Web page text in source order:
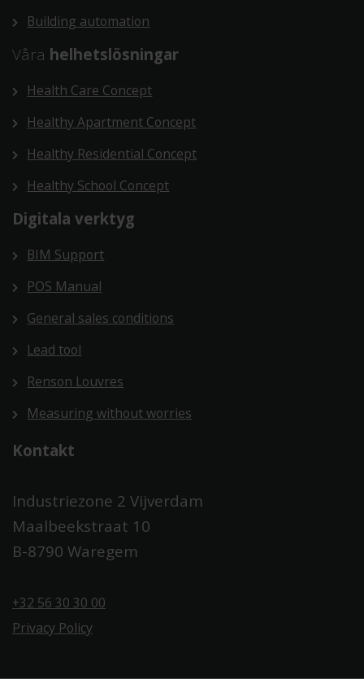
Building automation
Våra helhetslösningar
Health Care Concept
Healthy Apartment Concept
Healthy Residential Concept
Healthy School Concept
Digitala verktyg
BIM Support
POS Manual
General sales conditions
Lead tool
Renson Louvres
Measuring without worries
Kontakt​
Industriezone 2 Vijverdam
Maalbeekstraat 10
B-8790 Waregem
+32 56 30 30 00
Privacy Policy